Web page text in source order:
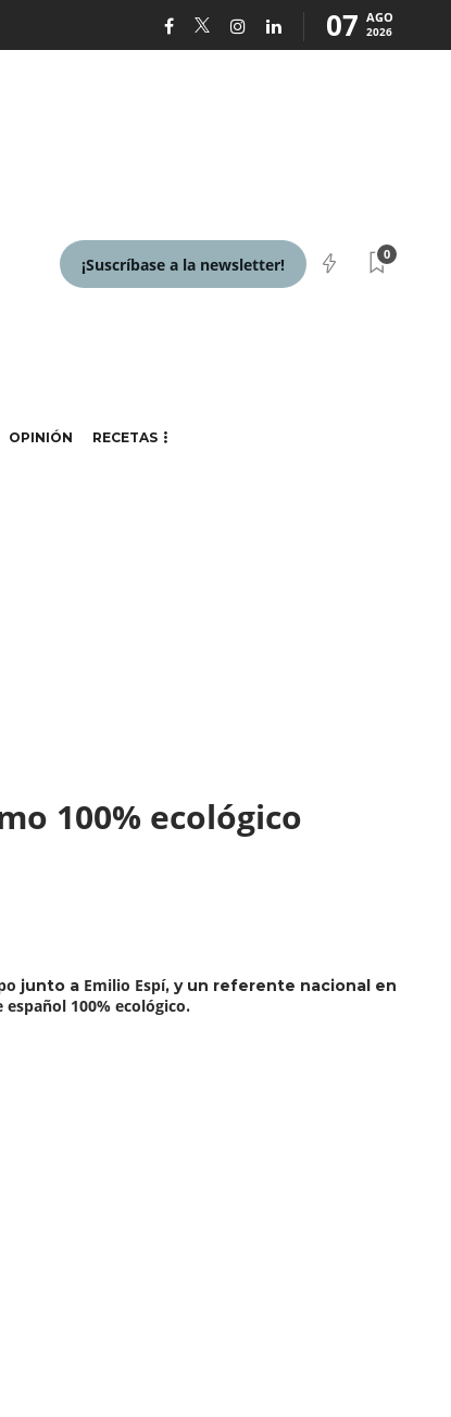
07 AGO
2026
¡Suscríbase a la newsletter!
0
OPINIÓN RECETAS
100% ecológico
junto a Emilio Espí, y un referente nacional en
100% ecológico.